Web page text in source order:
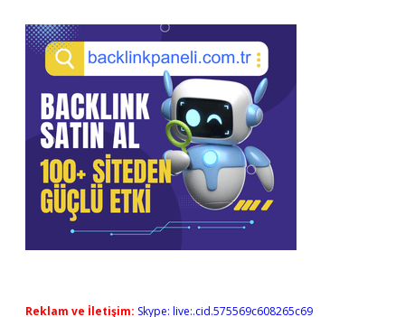
Reklam ve İletişim: Skype: live:.cid.575569c608265c69